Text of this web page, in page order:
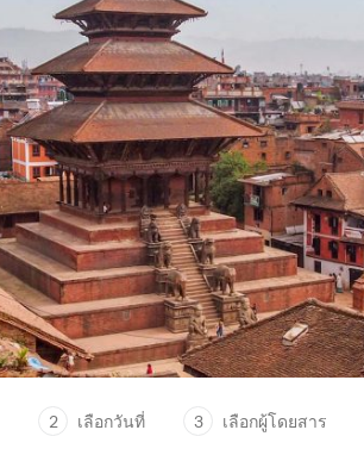
2 เลือกวันที่ 3 เลือกผู้โดยสาร